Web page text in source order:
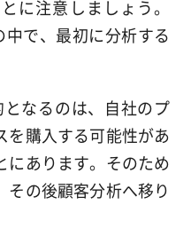
に注意しましょう。
中で、最初に分析する
となるのは、自社のプ
を購入する可能性があ
にあります。そのため
その後顧客分析へ移り